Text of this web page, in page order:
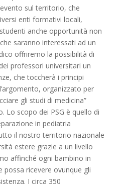
sul territorio, che
enti formativi locali,
anche opportunità non
saranno interessati ad un
offriremo la possibilità di
professori universitari un
che toccherà i principi
organizzato per
gli studi di medicina”
Lo scopo dei PSG è quello di
in pediatria
il nostro territorio nazionale
estere grazie a un livello
affinché ogni bambino in
possa ricevere ovunque gli
I circa 350